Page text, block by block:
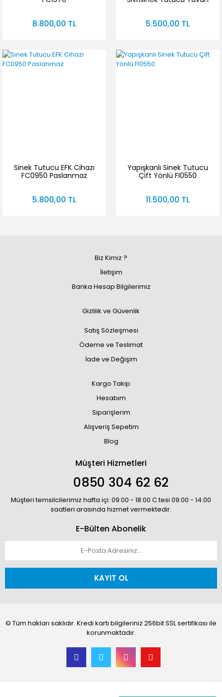
8.800,00 TL 5.500,00 TL
Sinek Tutucu EFK Cihazı
FC0950 Paslanmaz
5.800,00 TL
Yapışkanlı Sinek Tutucu
Çift Yönlü FI0550
11.500,00 TL
Biz Kimiz ?
İletişim
Banka Hesap Bilgilerimiz
Gizlilik ve Güvenlik
Satış Sözleşmesi
Ödeme ve Teslimat
İade ve Değişim
Kargo Takip
Hesabım
Siparişlerim
Alışveriş Sepetim
Blog
Müşteri Hizmetleri
0850 304 62 62
Müşteri temsilcilerimiz hafta içi: 09:00 - 18:00 C.tesi 09:00 - 14:00
saatleri arasında hizmet vermektedir.
E-Bülten Abonelik
KAYIT OL
© Tüm hakları saklıdır. Kredi kartı bilgileriniz 256bit SSL sertifikası ile
korunmaktadır.